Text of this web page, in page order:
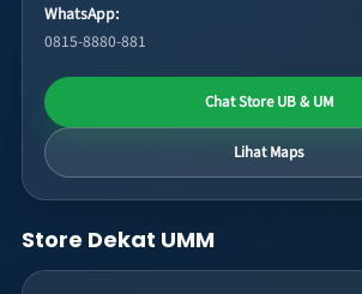
WhatsApp:
0815-8880-881
Chat Store UB & UM
Lihat Maps
Store Dekat UMM